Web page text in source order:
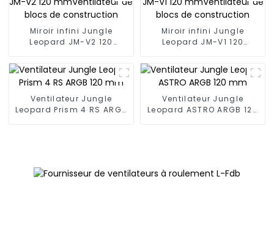
Miroir infini Jungle
Leopard JM-V2 120
de construction
Miroir infini Jungle
Leopard JM-V1 120
de construction
Ventilateur Jungle
Leopard Prism 4 RS ARGB
Ventilateur Jungle
Leopard ASTRO ARGB 120